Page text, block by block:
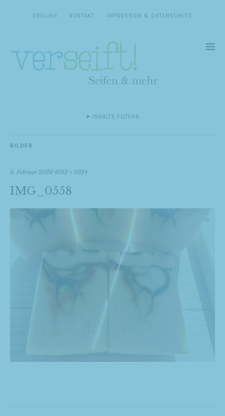
ENGLISH KONTAKT IMPRESSUM & DATENSCHUTZ
INHALTE FILTERN
BILDER
6. Februar 2020 4032 × 3024
IMG_0558